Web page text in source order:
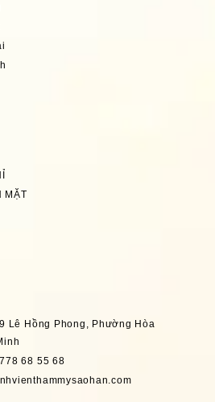
MẶT
Lê Hồng Phong, Phường Hòa
68 55 68